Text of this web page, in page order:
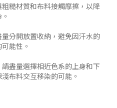
糙材質和布料接觸摩擦，以降
分開放置收納，避免因汗水的
能性。
盡量選擇相近色系的上身和下
布料交互移染的可能。